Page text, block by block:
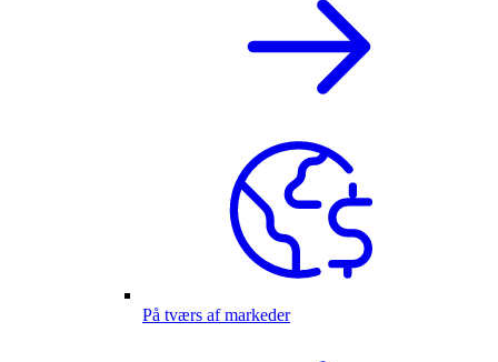
På tværs af markeder